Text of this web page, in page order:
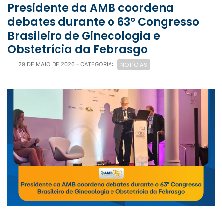
Presidente da AMB coordena
debates durante o 63º Congresso
Brasileiro de Ginecologia e
Obstetrícia da Febrasgo
29 DE MAIO DE 2026 - CATEGORIA: NOTÍCIAS